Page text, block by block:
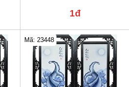
1đ
Mã: 23448